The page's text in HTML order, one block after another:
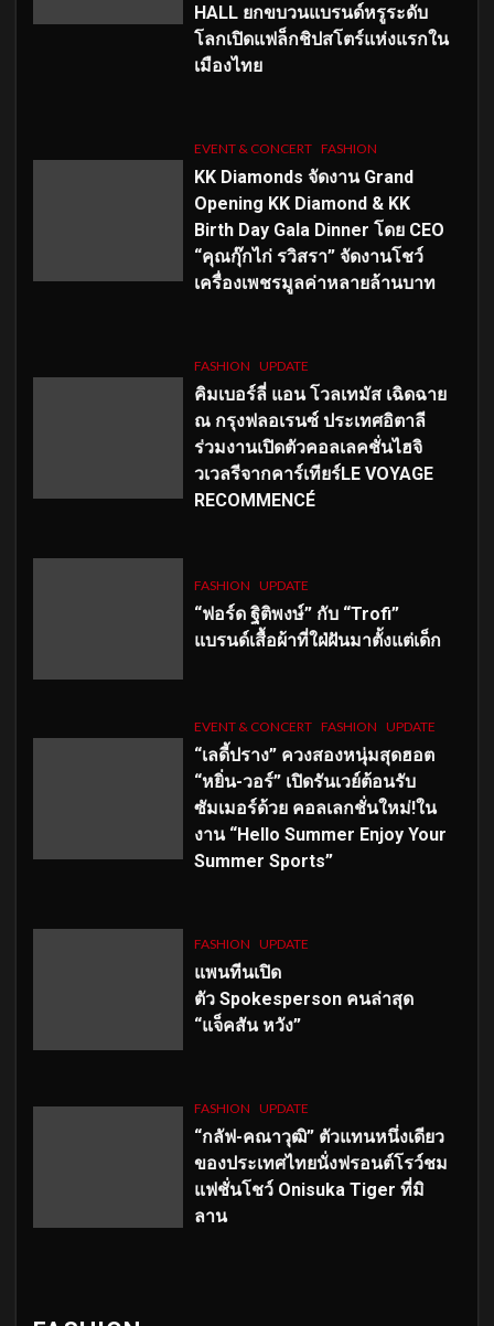
HALL ยกขบวนแบรนด์หรูระดับ
โลกเปิดแฟล็กชิปสโตร์แห่งแรกใน
เมืองไทย
EVENT & CONCERT FASHION
KK Diamonds จัดงาน Grand
Opening KK Diamond & KK
Birth Day Gala Dinner โดย CEO
“คุณกุ๊กไก่ รวิสรา” จัดงานโชว์
เครื่องเพชรมูลค่าหลายล้านบาท
FASHION UPDATE
คิมเบอร์ลี่ แอน โวลเทมัส เฉิดฉาย
ณ กรุงฟลอเรนซ์ ประเทศอิตาลี
ร่วมงานเปิดตัวคอลเลคชั่นไฮจิ
วเวลรีจากคาร์เทียร์LE VOYAGE
RECOMMENCÉ
FASHION UPDATE
“ฟอร์ด ฐิติพงษ์” กับ “Trofi”
แบรนด์เสื้อผ้าที่ใฝ่ฝันมาตั้งแต่เด็ก
EVENT & CONCERT FASHION UPDATE
“เลดี้ปราง” ควงสองหนุ่มสุดฮอต
“หยิ่น-วอร์” เปิดรันเวย์ต้อนรับ
ซัมเมอร์ด้วย คอลเลกชั่นใหม่!ใน
งาน “Hello Summer Enjoy Your
Summer Sports”
FASHION UPDATE
แพนทีนเปิด
ตัว Spokesperson คนล่าสุด
“แจ็คสัน หวัง”
FASHION UPDATE
“กลัฟ-คณาวุฒิ” ตัวแทนหนึ่งเดียว
ของประเทศไทยนั่งฟรอนต์โรว์ชม
แฟชั่นโชว์ Onisuka Tiger ที่มิ
ลาน